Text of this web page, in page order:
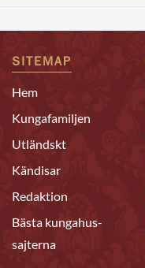
SITEMAP
Hem
Kungafamiljen
Utländskt
Kändisar
Redaktion
Bästa kungahus-
sajterna